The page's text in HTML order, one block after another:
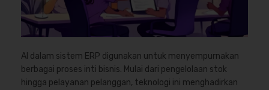
AI dalam sistem ERP digunakan untuk menyempurnakan
berbagai proses inti bisnis. Mulai dari pengelolaan stok
hingga pelayanan pelanggan, teknologi ini menghadirkan